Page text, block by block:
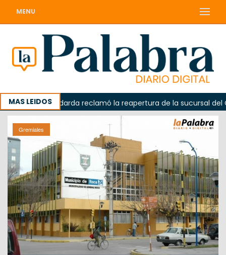
MENU
MAS LEIDOSOdarda reclamó la reapertura de la sucursal del
Gremiales